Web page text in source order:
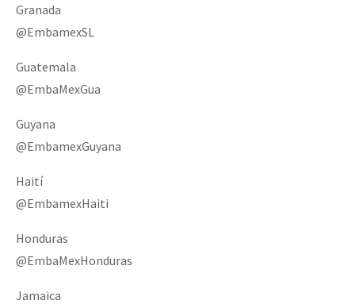
Granada
@EmbamexSL
Guatemala
@EmbaMexGua
Guyana
@EmbamexGuyana
Haití
@EmbamexHaiti
Honduras
@EmbaMexHonduras
Jamaica